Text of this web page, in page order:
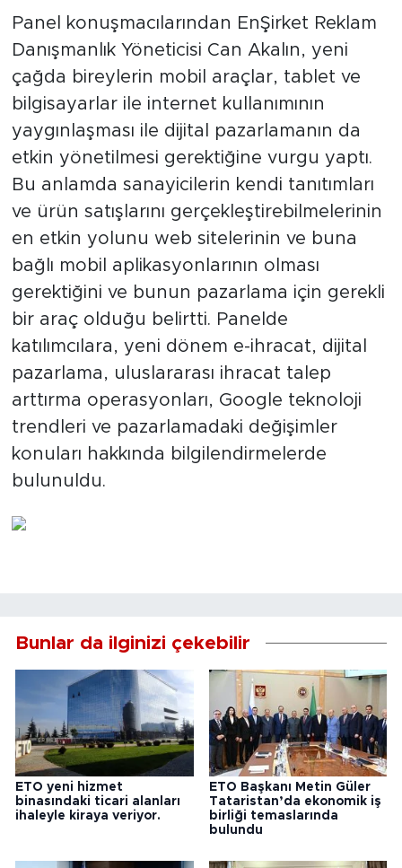
Panel konuşmacılarından EnŞirket Reklam
Danışmanlık Yöneticisi Can Akalın, yeni
çağda bireylerin mobil araçlar, tablet ve
bilgisayarlar ile internet kullanımının
yaygınlaşması ile dijital pazarlamanın da
etkin yönetilmesi gerektiğine vurgu yaptı.
Bu anlamda sanayicilerin kendi tanıtımları
ve ürün satışlarını gerçekleştirebilmelerinin
en etkin yolunu web sitelerinin ve buna
bağlı mobil aplikasyonlarının olması
gerektiğini ve bunun pazarlama için gerekli
bir araç olduğu belirtti. Panelde
katılımcılara, yeni dönem e-ihracat, dijital
pazarlama, uluslararası ihracat talep
arttırma operasyonları, Google teknoloji
trendleri ve pazarlamadaki değişimler
konuları hakkında bilgilendirmelerde
bulunuldu.
Bunlar da ilginizi çekebilir
ETO yeni hizmet
binasındaki ticari alanları
ihaleyle kiraya veriyor.
ETO Başkanı Metin Güler
Tataristan’da ekonomik iş
birliği temaslarında
bulundu